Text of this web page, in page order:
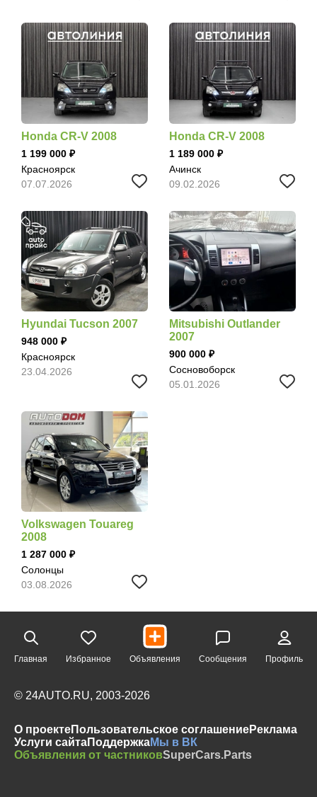
Honda CR-V 2008
1 199 000
Красноярск
07.07.2026
Honda CR-V 2008
1 189 000
Ачинск
09.02.2026
Hyundai Tucson 2007
948 000
Красноярск
23.04.2026
Mitsubishi Outlander
2007
900 000
Сосновоборск
05.01.2026
Volkswagen Touareg
2008
1 287 000
Солонцы
03.08.2026
Главная Избранное Объявления Сообщения Профиль
© 24AUTO.RU, 2003-2026
О проектеПользовательское соглашениеРеклама
Услуги сайтаПоддержкаМы в ВК
Объявления от частниковSuperCars.Parts